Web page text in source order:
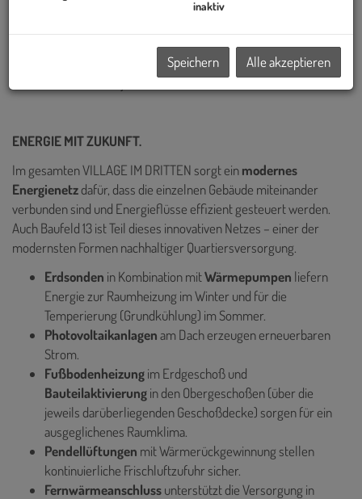
Österreichs und hat bereits einige der prägendsten Bauprojekte
Epstein am Ring sowie die markanten TrIIIple Tower am
Donaukanal. Auch das VILLAGE IM DRITTEN reiht sich in diese
Reihe innovativer Projekte ein.
ENERGIE MIT ZUKUNFT.
Im gesamten VILLAGE IM DRITTEN sorgt einmodernes
Energienetzdafür, dass die einzelnen Gebäude miteinander
verbunden sind und Energieflüsse effizient gesteuert werden.
Auch Baufeld 13 ist Teil dieses innovativen Netzes – einer der
modernsten Formen nachhaltiger Quartiersversorgung.
Erdsonden in Kombination mitWärmepumpen liefern
Energie zurRaumheizung im Winter und für die
Temperierung (Grundkühlung) im Sommer.
Photovoltaikanlagenam Dach erzeugen erneuerbaren
Strom.
Fußbodenheizungim Erdgeschoß und
Bauteilaktivierungin den Obergeschoßen (über die
jeweils darüberliegenden Geschoßdecke) sorgen für ein
ausgeglichenes Raumklima.
Pendellüftungen mit Wärmerückgewinnung stellen
kontinuierliche Frischluftzufuhr sicher.
Fernwärmeanschlussunterstützt die Versorgung in
inaktiv
Speichern Alle akzeptieren